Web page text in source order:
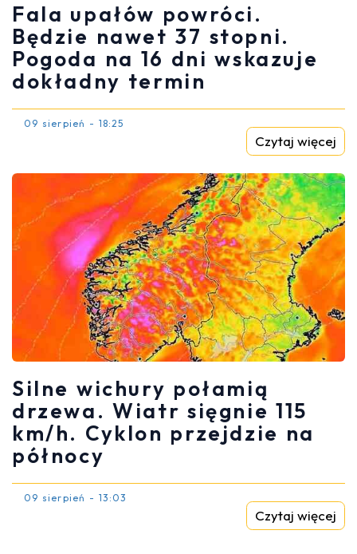
Fala upałów powróci.
Będzie nawet 37 stopni.
Pogoda na 16 dni wskazuje
dokładny termin
09 sierpień - 18:25
Czytaj więcej
Silne wichury połamią
drzewa. Wiatr sięgnie 115
km/h. Cyklon przejdzie na
północy
09 sierpień - 13:03
Czytaj więcej